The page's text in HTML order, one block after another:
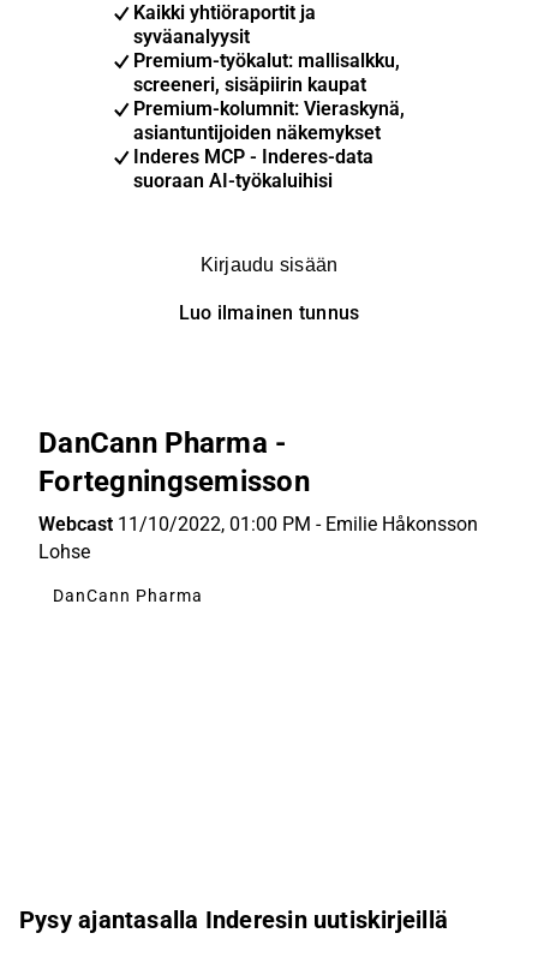
Kaikki yhtiöraportit ja
syväanalyysit
Premium-työkalut: mallisalkku,
screeneri, sisäpiirin kaupat
Premium-kolumnit: Vieraskynä,
asiantuntijoiden näkemykset
Inderes MCP - Inderes-data
suoraan AI-työkaluihisi
Kirjaudu sisään
Luo ilmainen tunnus
DanCann Pharma -
Fortegningsemisson
Webcast 11/10/2022, 01:00 PM - Emilie Håkonsson
Lohse
DanCann Pharma
Pysy ajantasalla Inderesin uutiskirjeillä